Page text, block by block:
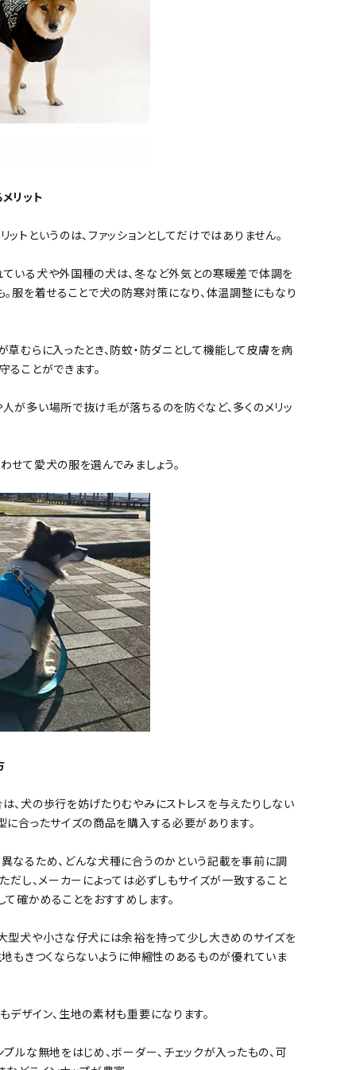
リット
トというのは、ファッションとしてだけではありません。
いる犬や外国種の犬は、冬など外気との寒暖差で体調を
。服を着せることで犬の防寒対策になり、体温調整にもなり
草むらに入ったとき、防蚊・防ダニとして機能して皮膚を病
ることができます。
が多い場所で抜け毛が落ちるのを防ぐなど、多くのメリッ
せて愛犬の服を選んでみましょう。
、犬の歩行を妨げたりむやみにストレスを与えたりしない
に合ったサイズの商品を購入する必要があります。
なるため、どんな犬種に合うのかという記載を事前に調
ただし、メーカーによっては必ずしもサイズが一致すること
て確かめることをおすすめします。
型犬や小さな仔犬には余裕を持って少し大きめのサイズを
地もきつくならないように伸縮性のあるものが優れていま
デザイン、生地の素材も重要になります。
プルな無地をはじめ、ボーダー、チェックが入ったもの、可